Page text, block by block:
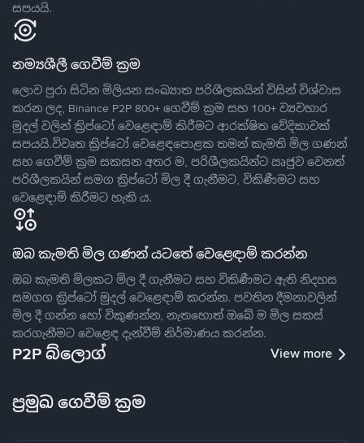
සපයයි.
නම්‍යශීලී ගෙවීම් ක්‍රම
ලොව පුරා සිටින මිලියන සංඛ්‍යාත පරිශීලකයින් විසින් විශ්වාස
කරන ලද, Binance P2P 800+ ගෙවීම් ක්‍රම සහ 100+ ව්‍යවහාර
මුදල් වලින් ක්‍රිප්ටෝ වෙළෙඳාම් කිරීමට ආරක්ෂිත වේදිකාවක්
සපයයි.විවෘත ක්‍රිප්ටෝ වෙළෙඳපොළක තමන් කැමති මිල ගණන්
සහ ගෙවීම් ක්‍රම සකසන අතර ම, පරිශීලකයින්ට ඍජුව වෙනත්
පරිශීලකයින් සමග ක්‍රිප්ටෝ මිල දී ගැනීමට, විකිණීමට සහ
වෙළෙඳාම් කිරීමට හැකි ය.
ඔබ කැමති මිල ගණන් යටතේ වෙළෙඳාම් කරන්න
ඔබ කැමති මිලකට මිල දී ගැනීමට සහ විකිණීමට ඇති නිදහස
සමගග ක්‍රිප්ටෝ මුදල් වෙළෙඳාම් කරන්න. පවතින දීමනාවලින්
මිල දී ගන්න හෝ විකුණන්න, නැතහොත් ඔබේ ම මිල සකස්
කරගැනීමට වෙළෙඳ දැන්වීම් නිර්මාණය කරන්න.
P2P බ්ලොග් View more
ප්‍රමුඛ ගෙවීම් ක්‍රම